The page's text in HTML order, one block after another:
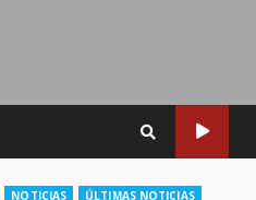
NOTICIAS ÚLTIMAS NOTICIAS